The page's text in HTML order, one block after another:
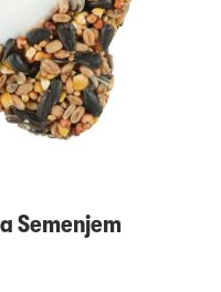
Semenjem